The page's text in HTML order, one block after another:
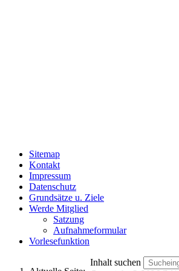
Sitemap
Kontakt
Impressum
Datenschutz
Grundsätze u. Ziele
Werde Mitglied
Satzung
Aufnahmeformular
Vorlesefunktion
Inhalt suchen